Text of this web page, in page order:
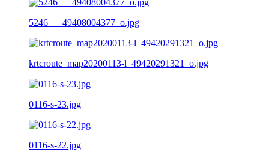
5246___49408004377_o.jpg
krtcroute_map20200113-l_49420291321_o.jpg
0116-s-23.jpg
0116-s-22.jpg